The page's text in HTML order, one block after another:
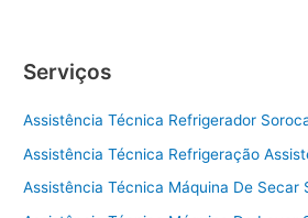
t
n
c
a
Serviços
Assistência Técnica Refrigerador
Assistência Técnica Refrigeração
Assistência Técnica Máquina De Secar